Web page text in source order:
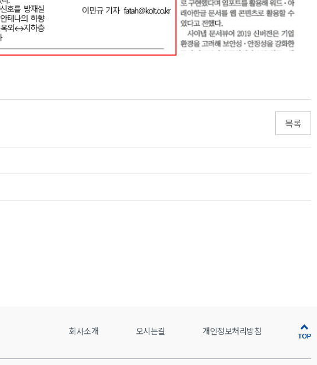
목록
회사소개 오시는길 개인정보처리방침